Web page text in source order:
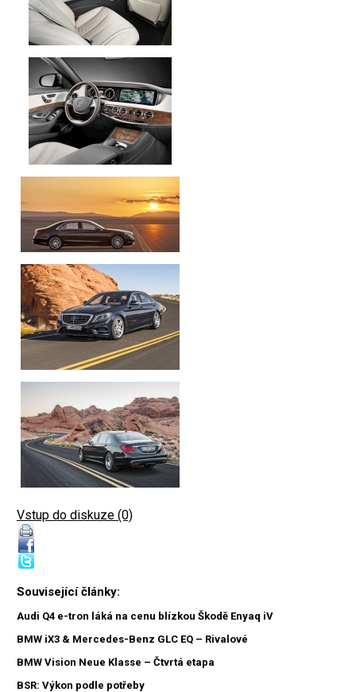
Vstup do diskuze (0)
Související články:
Audi Q4 e-tron láká na cenu blízkou Škodě Enyaq iV
BMW iX3 & Mercedes-Benz GLC EQ – Rivalové
BMW Vision Neue Klasse – Čtvrtá etapa
BSR: Výkon podle potřeby